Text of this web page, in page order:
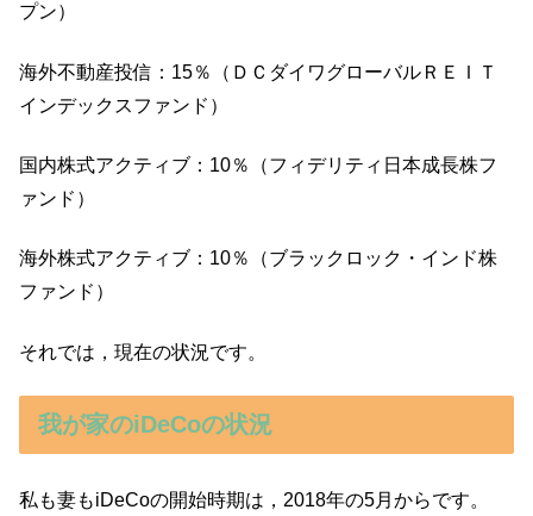
プン）
海外不動産投信：15％（ＤＣダイワグローバルＲＥＩＴ
インデックスファンド）
国内株式アクティブ：10％（フィデリティ日本成長株フ
ァンド）
海外株式アクティブ：10％（ブラックロック・インド株
ファンド）
それでは，現在の状況です。
我が家のiDeCoの状況
私も妻もiDeCoの開始時期は，2018年の5月からです。